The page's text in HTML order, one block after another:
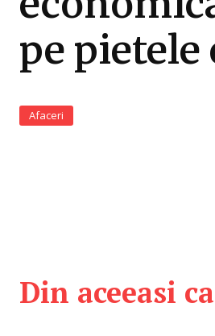
pe pietele
Afaceri
Din aceeasi